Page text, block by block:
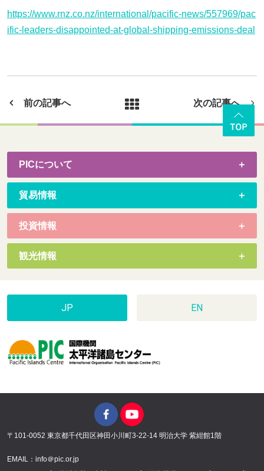
https://www.rnz.co.nz/international/pacific-news/557969/pac
ific-leaders-disappointed-at-global-shipping-emissions-deal
前の記事へ 次の記事へ
PICについて
貿易情報
投資情報
観光情報
JP EN
〒101-0052 東京都千代田区神田小川町3-22-14 明治大学 紫紺館1階
EMAIL：info＠pic.or.jp